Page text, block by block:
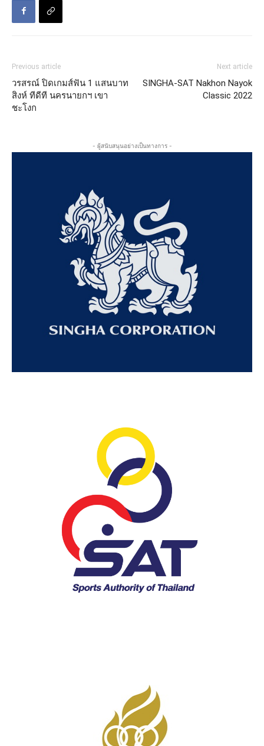
Previous article
วรสรณ์ ปิดเกมส์ฟัน 1 แสนบาท
สิงห์ ทีดีที นครนายกฯ เขา
ชะโงก
Next article
SINGHA-SAT Nakhon Nayok
Classic 2022
- ผู้สนับสนุนอย่างเป็นทางการ -